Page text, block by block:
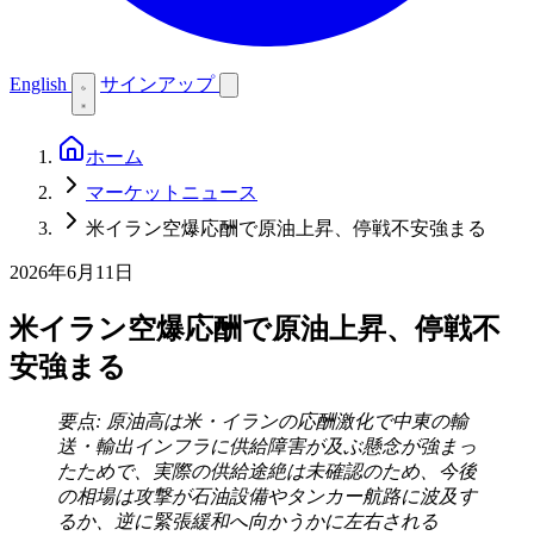
English サインアップ
ホーム
マーケットニュース
米イラン空爆応酬で原油上昇、停戦不安強まる
2026年6月11日
米イラン空爆応酬で原油上昇、停戦不
安強まる
要点: 原油高は米・イランの応酬激化で中東の輸
送・輸出インフラに供給障害が及ぶ懸念が強まっ
たためで、実際の供給途絶は未確認のため、今後
の相場は攻撃が石油設備やタンカー航路に波及す
るか、逆に緊張緩和へ向かうかに左右される